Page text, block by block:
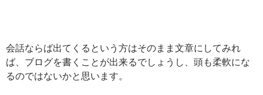
会話ならば出てくるという方はそのまま文章にしてみれ
ば、ブログを書くことが出来るでしょうし、頭も柔軟にな
るのではないかと思います。